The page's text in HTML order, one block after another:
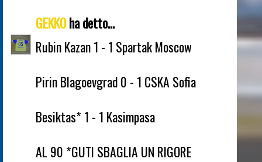
GEKKOha detto...
Rubin Kazan 1 - 1 Spartak Moscow
Pirin Blagoevgrad 0 - 1 CSKA Sofia
Besiktas* 1 - 1 Kasimpasa
AL 90 *GUTI SBAGLIA UN RIGORE